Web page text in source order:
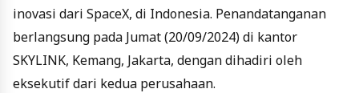
inovasi dari SpaceX, di Indonesia. Penandatanganan
berlangsung pada Jumat (20/09/2024) di kantor
SKYLINK, Kemang, Jakarta, dengan dihadiri oleh
eksekutif dari kedua perusahaan.